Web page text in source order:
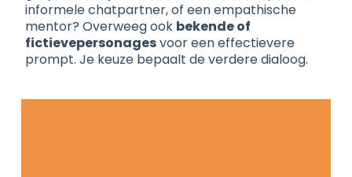
informele chatpartner, of een empathische
mentor? Overweeg ook bekende of
fictievepersonagesvoor een effectievere
prompt. Je keuze bepaalt de verdere dialoog.